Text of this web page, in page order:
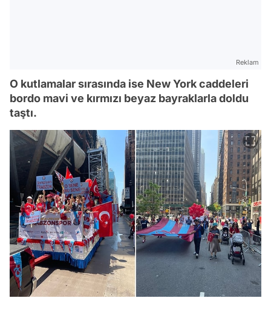
Reklam
O kutlamalar sırasında ise New York caddeleri
bordo mavi ve kırmızı beyaz bayraklarla doldu
taştı.